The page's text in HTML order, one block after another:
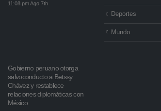
11:08 pm Ago 7th
Gobierno peruano otorga
salvoconducto a Betssy
Chávez y restablece
relaciones diplomáticas con
México
Deportes
Mundo